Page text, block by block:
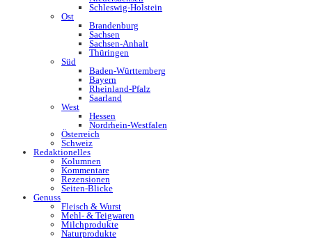
Schleswig-Holstein
Ost
Brandenburg
Sachsen
Sachsen-Anhalt
Thüringen
Süd
Baden-Württemberg
Bayern
Rheinland-Pfalz
Saarland
West
Hessen
Nordrhein-Westfalen
Österreich
Schweiz
Redaktionelles
Kolumnen
Kommentare
Rezensionen
Seiten-Blicke
Genuss
Fleisch & Wurst
Mehl- & Teigwaren
Milchprodukte
Naturprodukte